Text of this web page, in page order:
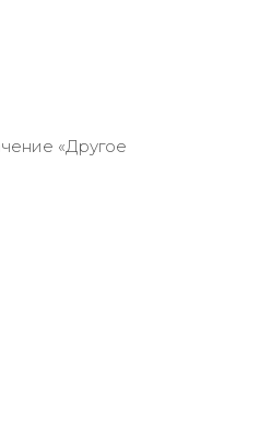
«Другое